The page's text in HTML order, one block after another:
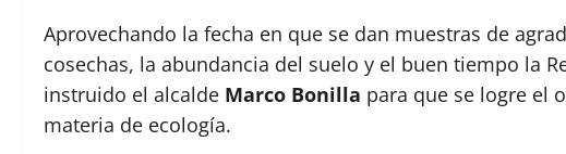
Aprovechando la fecha en que se dan muestras de
cosechas, la abundancia del suelo y el buen tiempo la
instruido el alcalde Marco Bonilla para que se logre el
materia de ecología.